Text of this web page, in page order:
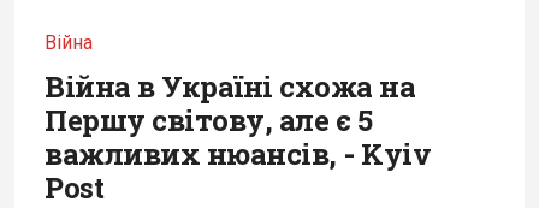
Війна
Війна в Україні схожа на
Першу світову, але є 5
важливих нюансів, - Kyiv
Post